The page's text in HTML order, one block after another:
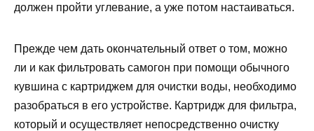
должен пройти углевание, а уже потом настаиваться.
Прежде чем дать окончательный ответ о том, можно
ли и как фильтровать самогон при помощи обычного
кувшина с картриджем для очистки воды, необходимо
разобраться в его устройстве. Картридж для фильтра,
который и осуществляет непосредственно очистку